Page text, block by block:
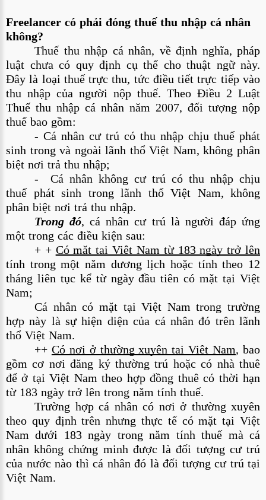
Freelancer có phải đóng thuế thu nhập cá nhân
không?
Thuế thu nhập cá nhân, về định nghĩa, pháp
luật chưa có quy định cụ thể cho thuật ngữ này.
Đây là loại thuế trực thu, tức điều tiết trực tiếp vào
thu nhập của người nộp thuế. Theo Điều 2 Luật
Thuế thu nhập cá nhân năm 2007, đối tượng nộp
thuế bao gồm:
- Cá nhân cư trú có thu nhập chịu thuế phát
sinh trong và ngoài lãnh thổ Việt Nam, không phân
biệt nơi trả thu nhập;
-  Cá nhân không cư trú có thu nhập chịu
thuế phát sinh trong lãnh thổ Việt Nam, không
phân biệt nơi trả thu nhập.
Trong đó, cá nhân cư trú là người đáp ứng
một trong các điều kiện sau:
+ + Có mặt tại Việt Nam từ 183 ngày trở lên
tính trong một năm dương lịch hoặc tính theo 12
tháng liên tục kể từ ngày đầu tiên có mặt tại Việt
Nam;
Cá nhân có mặt tại Việt Nam trong trường
hợp này là sự hiện diện của cá nhân đó trên lãnh
thổ Việt Nam.
++ Có nơi ở thường xuyên tại Việt Nam, bao
gồm cơ nơi đăng ký thường trú hoặc có nhà thuê
để ở tại Việt Nam theo hợp đồng thuê có thời hạn
từ 183 ngày trở lên trong năm tính thuế.
Trường hợp cá nhân có nơi ở thường xuyên
theo quy định trên nhưng thực tế có mặt tại Việt
Nam dưới 183 ngày trong năm tính thuế mà cá
nhân không chứng minh được là đối tượng cư trú
của nước nào thì cá nhân đó là đối tượng cư trú tại
Việt Nam.